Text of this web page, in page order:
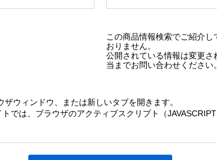
この商品情報検索でご紹介
おりません。
公開されている情報は変更さ
当までお問い合わせください。
ウィンドウ、または新しいタブを開きます。
では、ブラウザのアクティブスクリプト（